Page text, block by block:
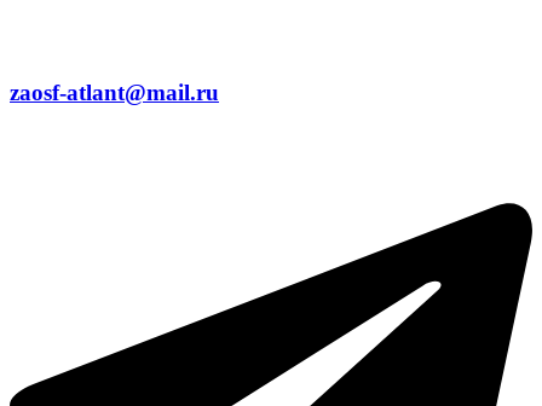
zaosf-atlant@mail.ru